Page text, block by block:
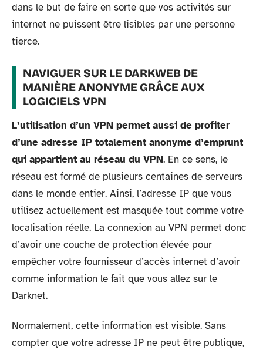
dans le but de faire en sorte que vos activités sur
internet ne puissent être lisibles par une personne
tierce.
NAVIGUER SUR LE DARKWEB DE
MANIÈRE ANONYME GRÂCE AUX
LOGICIELS VPN
L’utilisation d’un VPN permet aussi de profiter
d’une adresse IP totalement anonyme d’emprunt
qui appartient au réseau du VPN. En ce sens, le
réseau est formé de plusieurs centaines de serveurs
dans le monde entier. Ainsi, l’adresse IP que vous
utilisez actuellement est masquée tout comme votre
localisation réelle. La connexion au VPN permet donc
d’avoir une couche de protection élevée pour
empêcher votre fournisseur d’accès internet d’avoir
comme information le fait que vous allez sur le
Darknet.
Normalement, cette information est visible. Sans
compter que votre adresse IP ne peut être publique,